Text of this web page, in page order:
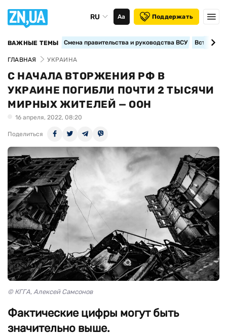
RU Аа Поддержать
ВАЖНЫЕ ТЕМЫ Смена правительства и руководства ВСУ
ГЛАВНАЯ УКРАИНА
С НАЧАЛА ВТОРЖЕНИЯ РФ В
УКРАИНЕ ПОГИБЛИ ПОЧТИ 2 ТЫСЯЧИ
МИРНЫХ ЖИТЕЛЕЙ — ООН
16 апреля, 2022, 08:20
Поделиться
© КГГА, Алексей Самсонов
Фактические цифры могут быть
значительно выше.